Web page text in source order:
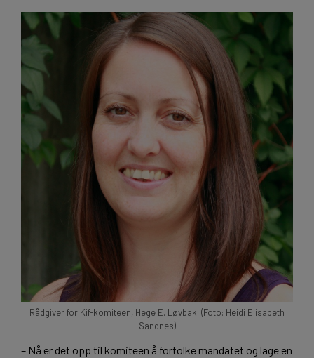
Rådgiver for Kif-komiteen, Hege E. Løvbak. (Foto: Heidi Elisabeth
Sandnes)
– Nå er det opp til komiteen å fortolke mandatet og lage en